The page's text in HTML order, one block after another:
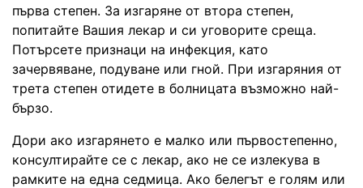
първа степен. За изгаряне от втора степен,
попитайте Вашия лекар и си уговорите среща.
Потърсете признаци на инфекция, като
зачервяване, подуване или гной. При изгаряния от
трета степен отидете в болницата възможно най-
бързо.
Дори ако изгарянето е малко или първостепенно,
консултирайте се с лекар, ако не се излекува в
рамките на една седмица. Ако белегът е голям или